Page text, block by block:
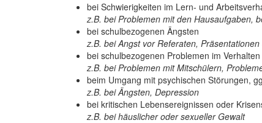
bei Schwierigkeiten im Lern- und
z.B. bei Problemen mit den Hausaufgaben,
bei schulbezogenen Ängsten
z.B. bei Angst vor Referaten,
bei schulbezogenen Problemen im Verhalten
z.B. bei Problemen mit Mitschülern,
beim Umgang mit psychischen Störungen,
z.B. bei Ängsten, Depression
bei kritischen Lebensereignissen oder
z.B. bei häuslicher oder sexueller Gewalt